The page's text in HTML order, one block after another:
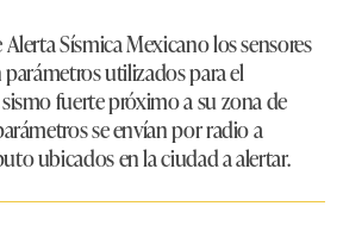
Sísmica Mexicano los sensores
utilizados para el
fuerte próximo a su zona de
se envían por radio a
ubicados en la ciudad a alertar.